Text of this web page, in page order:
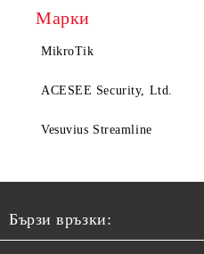
Марки
MikroTik
ACESEE Security, Ltd.
Vesuvius Streamline
Бързи връзки: